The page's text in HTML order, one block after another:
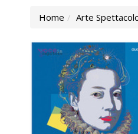
Home Arte